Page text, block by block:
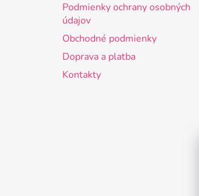
Podmienky ochrany osobných
údajov
Obchodné podmienky
Doprava a platba
Kontakty